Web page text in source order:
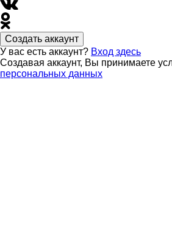
Создать аккаунт
У вас есть аккаунт? Вход здесь
Создавая аккаунт, Вы принимаете
персональных данных